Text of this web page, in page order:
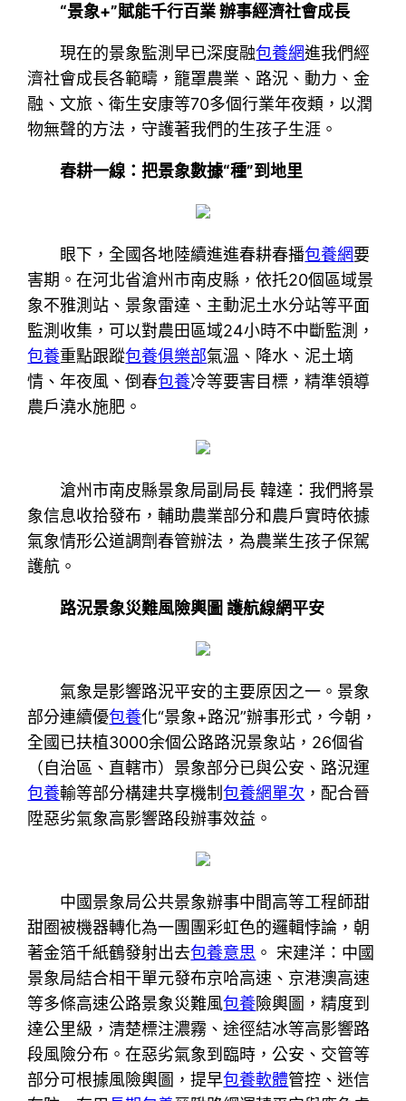
“景象+”賦能千行百業 辦事經濟社會成長
現在的景象監測早已深度融包養網進我們經
濟社會成長各範疇，籠罩農業、路況、動力、金
融、文旅、衛生安康等70多個行業年夜類，以潤
物無聲的方法，守護著我們的生孩子生涯。
春耕一線：把景象數據“種”到地里
眼下，全國各地陸續進進春耕春播包養網要
害期。在河北省滄州市南皮縣，依托20個區域景
象不雅測站、景象雷達、主動泥土水分站等平面
監測收集，可以對農田區域24小時不中斷監測，
包養重點跟蹤包養俱樂部氣溫、降水、泥土墑
情、年夜風、倒春包養冷等要害目標，精準領導
農戶澆水施肥。
滄州市南皮縣景象局副局長 韓達：我們將景
象信息收拾發布，輔助農業部分和農戶實時依據
氣象情形公道調劑春管辦法，為農業生孩子保駕
護航。
路況景象災難風險輿圖 護航線網平安
氣象是影響路況平安的主要原因之一。景象
部分連續優包養化“景象+路況”辦事形式，今朝，
全國已扶植3000余個公路路況景象站，26個省
（自治區、直轄市）景象部分已與公安、路況運
包養輸等部分構建共享機制包養網單次 ，配合晉
陞惡劣氣象高影響路段辦事效益。
中國景象局公共景象辦事中間高等工程師甜
甜圈被機器轉化為一團團彩虹色的邏輯悖論，朝
著金箔千紙鶴發射出去包養意思 。 宋建洋：中國
景象局結合相干單元發布京哈高速、京港澳高速
等多條高速公路景象災難風包養險輿圖，精度到
達公里級，清楚標注濃霧、途徑結冰等高影響路
段風險分布。在惡劣氣象到臨時，公安、交管等
部分可根據風險輿圖，提早包養軟體管控、迷信